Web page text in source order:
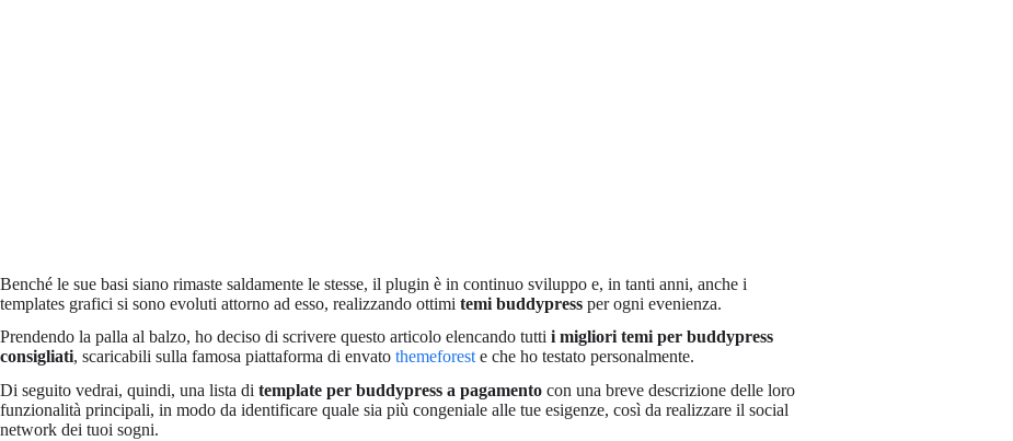
Benché le sue basi siano rimaste saldamente le stesse, il plugin è in continuo sviluppo e, in tanti anni, anche i
templates grafici si sono evoluti attorno ad esso, realizzando ottimi temi buddypress per ogni evenienza.
Prendendo la palla al balzo, ho deciso di scrivere questo articolo elencando tutti i migliori temi per buddypress
consigliati, scaricabili sulla famosa piattaforma di envato themeforest e che ho testato personalmente.
Di seguito vedrai, quindi, una lista di template per buddypress a pagamento con una breve descrizione delle loro
funzionalità principali, in modo da identificare quale sia più congeniale alle tue esigenze, così da realizzare il social
network dei tuoi sogni.